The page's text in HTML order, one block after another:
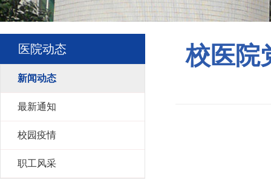
医院动态
新闻动态
最新通知
校园疫情
职工风采
校医院